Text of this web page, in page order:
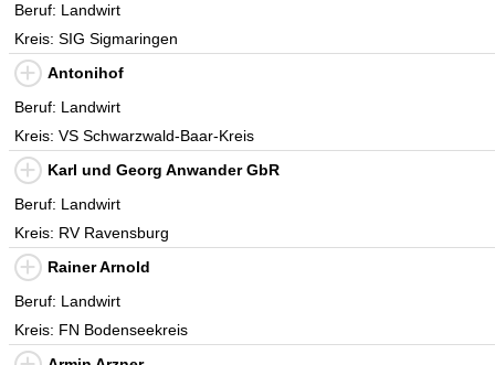
Beruf: Landwirt
Kreis: SIG Sigmaringen
Antonihof
Beruf: Landwirt
Kreis: VS Schwarzwald-Baar-Kreis
Karl und Georg Anwander GbR
Beruf: Landwirt
Kreis: RV Ravensburg
Rainer Arnold
Beruf: Landwirt
Kreis: FN Bodenseekreis